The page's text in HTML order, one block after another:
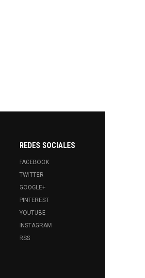
REDES SOCIALES
FACEBOOK
TWITTER
GOOGLE+
PINTEREST
YOUTUBE
INSTAGRAM
RSS